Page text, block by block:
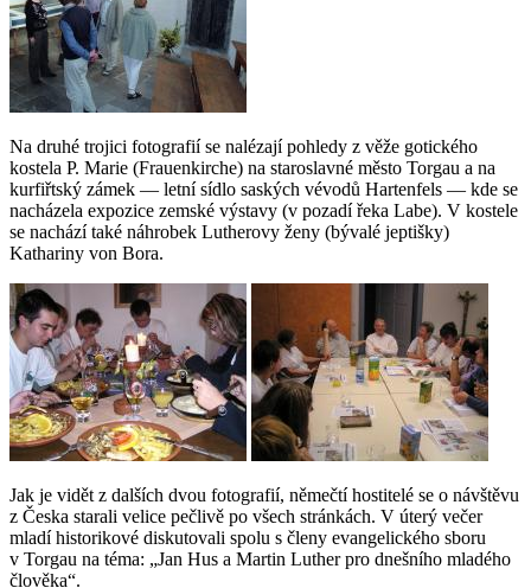
Na druhé trojici fotografií se nalézají pohledy z věže gotického
kostela P. Marie (Frauenkirche) na staroslavné město Torgau a na
kurfiřtský zámek — letní sídlo saských vévodů Hartenfels — kde se
nacházela expozice zemské výstavy (v pozadí řeka Labe). V kostele
se nachází také náhrobek Lutherovy ženy (bývalé jeptišky)
Kathariny von Bora.
Jak je vidět z dalších dvou fotografií, němečtí hostitelé se o návštěvu
z Česka starali velice pečlivě po všech stránkách. V úterý večer
mladí historikové diskutovali spolu s členy evangelického sboru
v Torgau na téma: „Jan Hus a Martin Luther pro dnešního mladého
člověka“.